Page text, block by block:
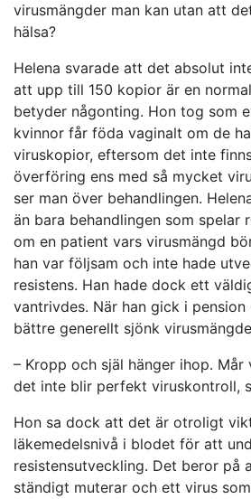
virusmängder man kan utan att
hälsa?
Helena svarade att det absolut
att upp till 150 kopior är en
betyder någonting. Hon tog som
kvinnor får föda vaginalt om de
viruskopior, eftersom det inte
överföring ens med så mycket
ser man över behandlingen.
än bara behandlingen som spelar
om en patient vars virusmängd
han var följsam och inte hade
resistens. Han hade dock ett
vantrivdes. När han gick i
bättre generellt sjönk
– Kropp och själ hänger ihop. Mår
det inte blir perfekt viruskontroll,
Hon sa dock att det är otroligt
läkemedelsnivå i blodet för att
resistensutveckling. Det beror på
ständigt muterar och ett virus